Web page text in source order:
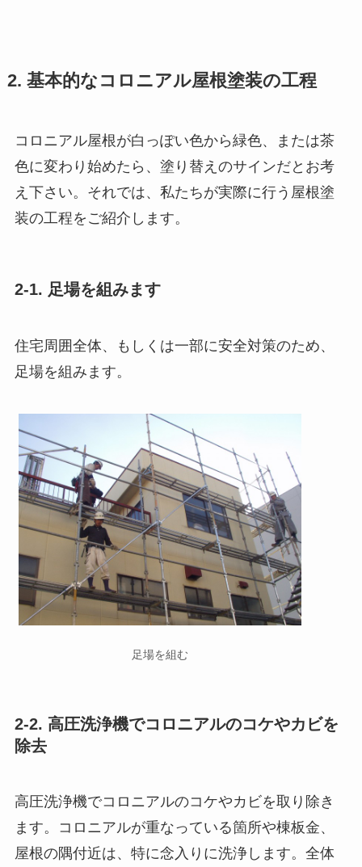
2. 基本的なコロニアル屋根塗装の工程
コロニアル屋根が白っぽい色から緑色、または茶
色に変わり始めたら、塗り替えのサインだとお考
え下さい。それでは、私たちが実際に行う屋根塗
装の工程をご紹介します。
2-1. 足場を組みます
住宅周囲全体、もしくは一部に安全対策のため、
足場を組みます。
足場を組む
2-2. 高圧洗浄機でコロニアルのコケやカビを
除去
高圧洗浄機でコロニアルのコケやカビを取り除き
ます。コロニアルが重なっている箇所や棟板金、
屋根の隅付近は、特に念入りに洗浄します。全体